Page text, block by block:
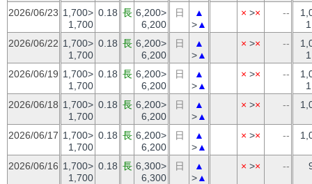
2026/06/23 1,700>
1,700
0.18 長 6,200>
6,200
日
▲
>▲
× >× --
2026/06/22 1,700>
1,700
0.18 長 6,200>
6,200
日
▲
>▲
× >× --
2026/06/19 1,700>
1,700
0.18 長 6,200>
6,200
日
▲
>▲
× >× --
2026/06/18 1,700>
1,700
0.18 長 6,200>
6,200
日
▲
>▲
× >× --
2026/06/17 1,700>
1,700
0.18 長 6,200>
6,200
日
▲
>▲
× >× --
2026/06/16 1,700>
1,700
0.18 長 6,300>
6,300
日
▲
>▲
× >× --